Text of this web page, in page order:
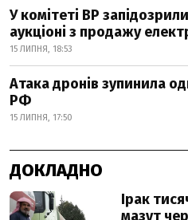
У комітеті ВР
аукціоні з продажу
15 ЛИПНЯ, 18:53
Атака дронів зупинила
РФ
15 ЛИПНЯ, 17:50
ДОКЛАДНО
Ірак
мазут